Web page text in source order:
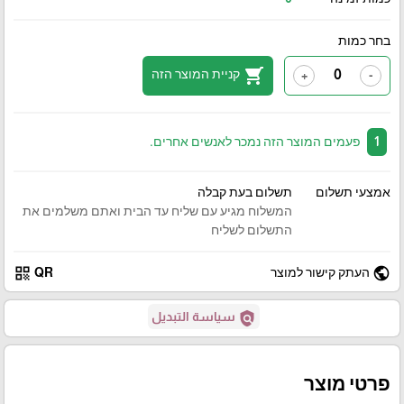
בחר כמות
-
+
shopping_cart קניית המוצר הזה
פעמים המוצר הזה נמכר לאנשים אחרים.
אמצעי תשלום
תשלום בעת קבלה
המשלוח מגיע עם שליח עד הבית ואתם משלמים את
התשלום לשליח
public העתק קישור למוצר QR
qr_code
policy سياسة التبديل
פרטי מוצר